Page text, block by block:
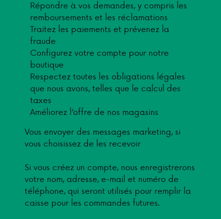
Répondre à vos demandes, y compris les
remboursements et les réclamations
Traitez les paiements et prévenez la
fraude
Configurez votre compte pour notre
boutique
Respectez toutes les obligations légales
que nous avons, telles que le calcul des
taxes
Améliorez l’offre de nos magasins
Vous envoyer des messages marketing, si
vous choisissez de les recevoir
Si vous créez un compte, nous enregistrerons
votre nom, adresse, e-mail et numéro de
téléphone, qui seront utilisés pour remplir la
caisse pour les commandes futures.